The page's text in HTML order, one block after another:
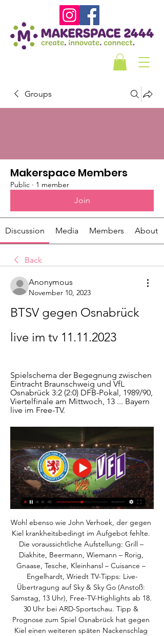
Groups
Makerspace Members
Public · 1 member
Join
Discussion Media Members About
Back
Anonymous
November 10, 2023
BTSV gegen Osnabrück
live im tv 11.11.2023
Spielschema der Begegnung zwischen
Eintracht Braunschweig und VfL
Osnabrück 3:2 (2:0) DFB-Pokal, 1989/90,
Viertelfinale am Mittwoch, 13 ... Bayern
live im Free-TV.
Wohl ebenso wie John Verhoek, der gegen
Kiel krankheitsbedingt im Aufgebot fehlte.
Die voraussichtliche Aufstellung: Grill –
Diakhite, Beermann, Wiemann – Rorig,
Gnaase, Tesche, Kleinhansl – Cuisance –
Engelhardt, Wriedt TV-Tipps: Live-
Übertragung auf Sky & Sky Go (Anstoß:
Samstag, 13 Uhr), Free-TV-Highlights ab 18.
30 Uhr bei ARD-Sportschau. Tipp &
Prognose zum Spiel Osnabrück hat gegen
Kiel einen weiteren späten Nackenschlag